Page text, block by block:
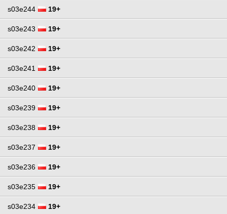
s03e244 19+
s03e243 19+
s03e242 19+
s03e241 19+
s03e240 19+
s03e239 19+
s03e238 19+
s03e237 19+
s03e236 19+
s03e235 19+
s03e234 19+